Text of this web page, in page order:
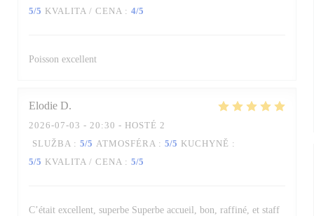
5/5 KVALITA / CENA : 4/5
Poisson excellent
Elodie D
2026-07-03 - 20:30 - HOSTÉ 2
SLUŽBA : 5/5 ATMOSFÉRA : 5/5 KUCHYNĚ :
5/5 KVALITA / CENA : 5/5
C’était excellent, superbe Superbe accueil, bon, raffiné, et staff